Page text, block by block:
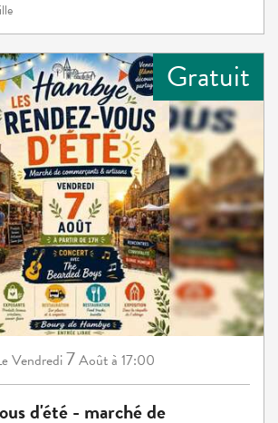
Gratuit
Vendredi7Aoûtà 17:00
d'été - marché de